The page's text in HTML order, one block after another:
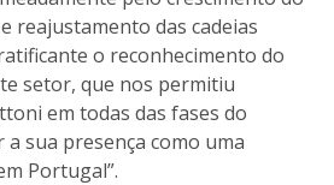
reajustamento das cadeias
o reconhecimento do
setor, que nos permitiu
em todas das fases do
sua presença como uma
Portugal”.